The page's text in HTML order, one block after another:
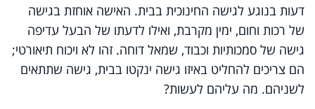
דעות בנוגע לגישה החינוכית בבית. האישה אוחזת בגישה
של רכות וחום, ימין מקרבת, ואילו לדעתו של הבעל עדיפה
גישה של סמכותיות וכבוד, שמאל דוחה. זהו לא ויכוח תיאורטי;
הם צריכים להחליט באיזו גישה ינקטו בבית, גישה שתתאים
לשניהם. מה עליהם לעשות?